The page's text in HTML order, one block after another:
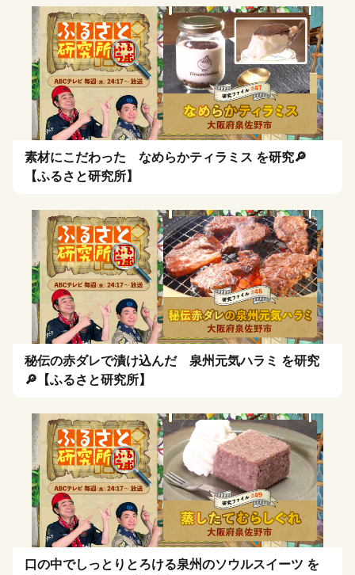
素材にこだわった なめらかティラミス を研究🔎
【ふるさと研究所】
秘伝の赤ダレで漬け込んだ 泉州元気ハラミ を研究
🔎【ふるさと研究所】
口の中でしっとりとろける泉州のソウルスイーツ を